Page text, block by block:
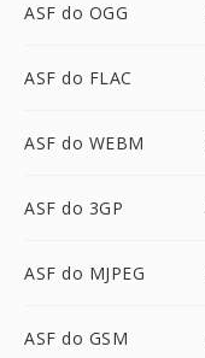
ASF do OGG
ASF do FLAC
ASF do WEBM
ASF do 3GP
ASF do MJPEG
ASF do GSM